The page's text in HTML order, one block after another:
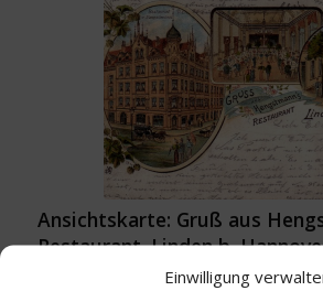
Einwilligung
Ansichtskarte: Gruß aus
Restaurant. Linden b.